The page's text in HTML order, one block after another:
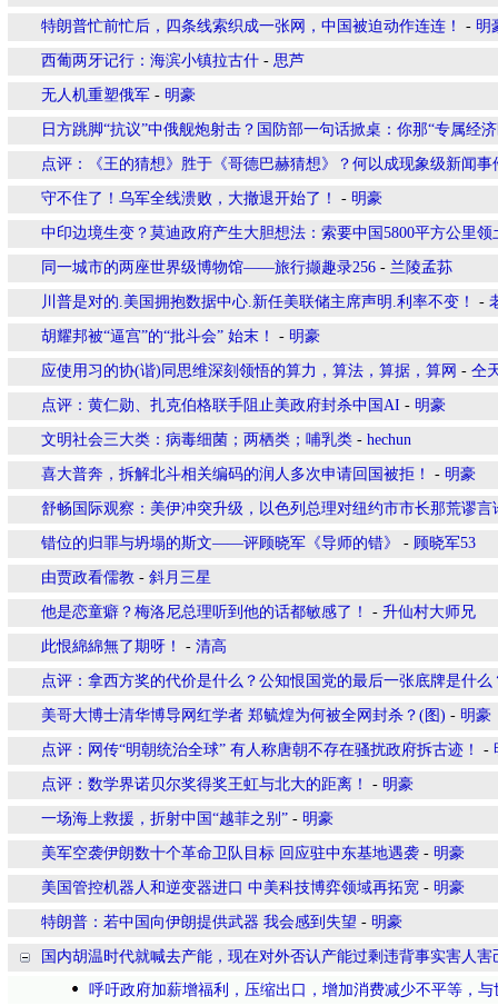
特朗普忙前忙后，四条线索织成一张网，中国被迫动作连连！ - 明
西葡两牙记行：海滨小镇拉古什 - 思芦
无人机重塑俄军 - 明豪
日方跳脚“抗议”中俄舰炮射击？国防部一句话掀桌：你那“专属经
点评：《王的猜想》胜于《哥德巴赫猜想》？何以成现象级新闻事
守不住了！乌军全线溃败，大撤退开始了！ - 明豪
中印边境生变？莫迪政府产生大胆想法：索要中国5800平方公里领
同一城市的两座世界级博物馆——旅行撷趣录256 - 兰陵孟荪
川普是对的.美国拥抱数据中心.新任美联储主席声明.利率不变！ -
胡耀邦被“逼宫”的“批斗会” 始末！ - 明豪
应使用习的协(谐)同思维深刻领悟的算力，算法，算据，算网 - 仝
点评：黄仁勋、扎克伯格联手阻止美政府封杀中国AI - 明豪
文明社会三大类：病毒细菌；两栖类；哺乳类 - hechun
喜大普奔，拆解北斗相关编码的润人多次申请回国被拒！ - 明豪
舒畅国际观察：美伊冲突升级，以色列总理对纽约市市长那荒谬言
错位的归罪与坍塌的斯文——评顾晓军《导师的错》 - 顾晓军53
由贾政看儒教 - 斜月三星
他是恋童癖？梅洛尼总理听到他的话都敏感了！ - 升仙村大师兄
此恨綿綿無了期呀！ - 清高
点评：拿西方奖的代价是什么？公知恨国党的最后一张底牌是什么
美哥大博士清华博导网红学者 郑毓煌为何被全网封杀？(图) - 明豪
点评：网传“明朝统治全球” 有人称唐朝不存在骚扰政府拆古迹！ -
点评：数学界诺贝尔奖得奖王虹与北大的距离！ - 明豪
一场海上救援，折射中国“越菲之别” - 明豪
美军空袭伊朗数十个革命卫队目标 回应驻中东基地遇袭 - 明豪
美国管控机器人和逆变器进口 中美科技博弈领域再拓宽 - 明豪
特朗普：若中国向伊朗提供武器 我会感到失望 - 明豪
国内胡温时代就喊去产能，现在对外否认产能过剩违背事实害人害
呼吁政府加薪增福利，压缩出口，增加消费减少不平等，与